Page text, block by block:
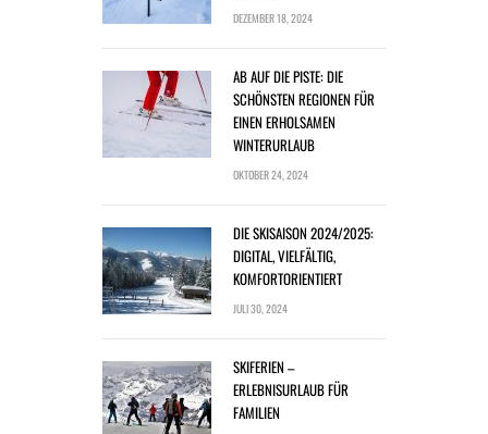
DEZEMBER 18, 2024
AB AUF DIE PISTE: DIE
SCHÖNSTEN REGIONEN FÜR
EINEN ERHOLSAMEN
WINTERURLAUB
OKTOBER 24, 2024
DIE SKISAISON 2024/2025:
DIGITAL, VIELFÄLTIG,
KOMFORTORIENTIERT
JULI 30, 2024
SKIFERIEN –
ERLEBNISURLAUB FÜR
FAMILIEN